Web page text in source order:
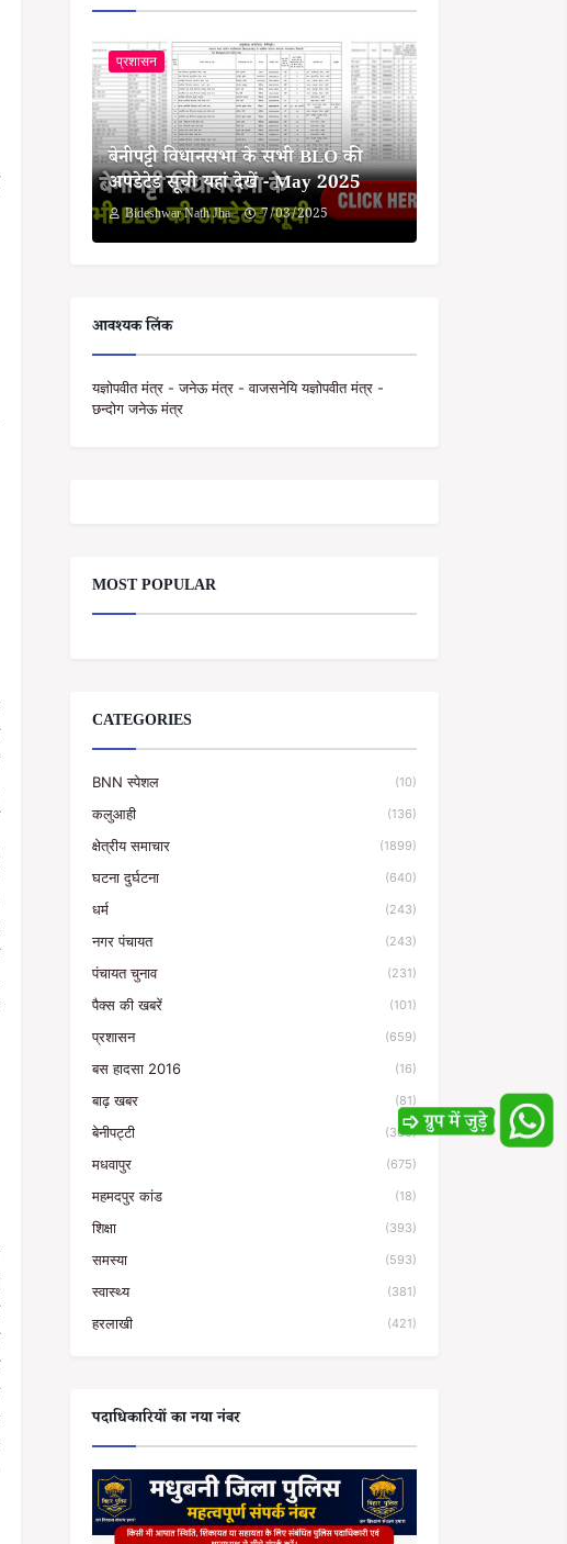
प्रशासन
बेनीपट्टी विधानसभा के सभी BLO की
अपडेटेड सूची यहां देखें - May 2025
Bideshwar Nath Jha 7/03/2025
आवश्यक लिंक
यज्ञोपवीत मंत्र - जनेऊ मंत्र - वाजसनेयि यज्ञोपवीत मंत्र -
छन्दोग जनेऊ मंत्र
MOST POPULAR
CATEGORIES
BNN स्पेशल (10)
कलुआही (136)
क्षेत्रीय समाचार (1899)
घटना दुर्घटना (640)
धर्म (243)
नगर पंचायत (243)
पंचायत चुनाव (231)
पैक्स की खबरें (101)
प्रशासन (659)
बस हादसा 2016 (16)
बाढ़ खबर (81)
बेनीपट्टी (366)
मधवापुर (675)
महमदपुर कांड (18)
शिक्षा (393)
समस्या (593)
स्वास्थ्य (381)
हरलाखी (421)
पदाधिकारियों का नया नंबर